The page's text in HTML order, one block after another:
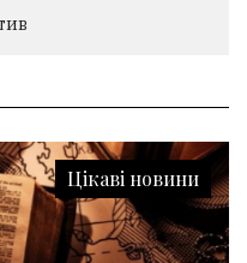
Цікаві новини